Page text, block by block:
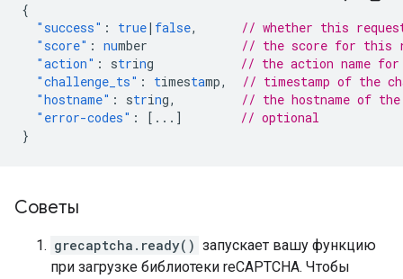
{
"success" : true| false,
// whether this
"score" : number
// the score for this
"action" : string
// the action name
"challenge_ts" : timestamp,
// timestamp of the
"hostname" : string,
// the hostname of the
"error-codes" : [ ... ]
// optional
}
Советы
grecaptcha.ready() запускает вашу функцию
при загрузке библиотеки reCAPTCHA. Чтобы